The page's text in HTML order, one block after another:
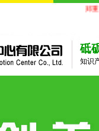
郑重
砥
知识